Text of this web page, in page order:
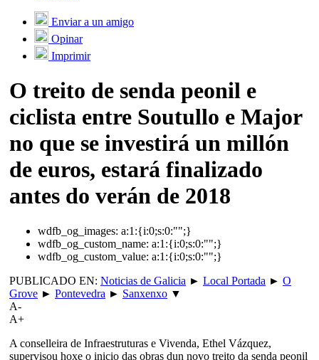
Enviar a un amigo
Opinar
Imprimir
O treito de senda peonil e
ciclista entre Soutullo e Major
no que se investirá un millón
de euros, estará finalizado
antes do verán de 2018
wdfb_og_images: a:1:{i:0;s:0:"";}
wdfb_og_custom_name: a:1:{i:0;s:0:"";}
wdfb_og_custom_value: a:1:{i:0;s:0:"";}
PUBLICADO EN: Noticias de Galicia ► Local Portada ► O
Grove ► Pontevedra ► Sanxenxo ▼
A-
A+
A conselleira de Infraestruturas e Vivenda, Ethel Vázquez,
supervisou hoxe o inicio das obras dun novo treito da senda peonil